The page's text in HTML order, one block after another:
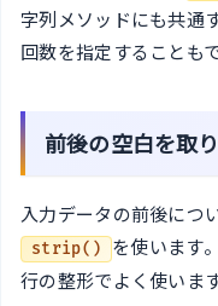
字列メソッドにも共通
回数を指定することも
前後の空白を取
入力データの前後につ
strip()
を使います
行の整形でよく使います